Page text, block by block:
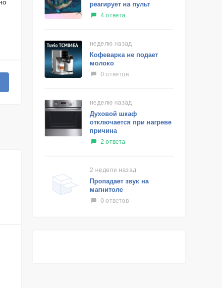
реагирует на пульт
4 ответа
неделю назад
Кофеварка не подает
молоко
0 ответов
неделю назад
Духовой шкаф
отключается при нагреве
причина
2 ответа
2 недели назад
Пропадает звук на
магнитоле
0 ответов